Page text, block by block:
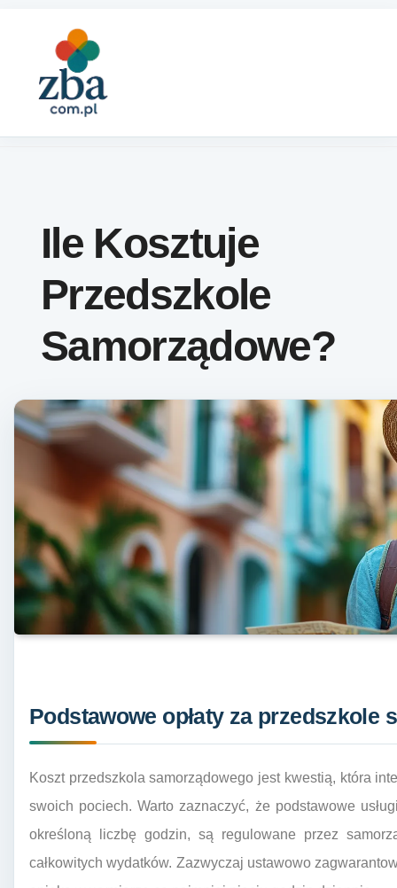
Ile Kosztuje
Przedszkole
Samorządowe?
Podstawowe opłaty za przedszkole
Koszt przedszkola samorządowego jest kwestią, która
swoich pociech. Warto zaznaczyć, że podstawowe
określoną liczbę godzin, są regulowane przez
całkowitych wydatków. Zazwyczaj ustawowo